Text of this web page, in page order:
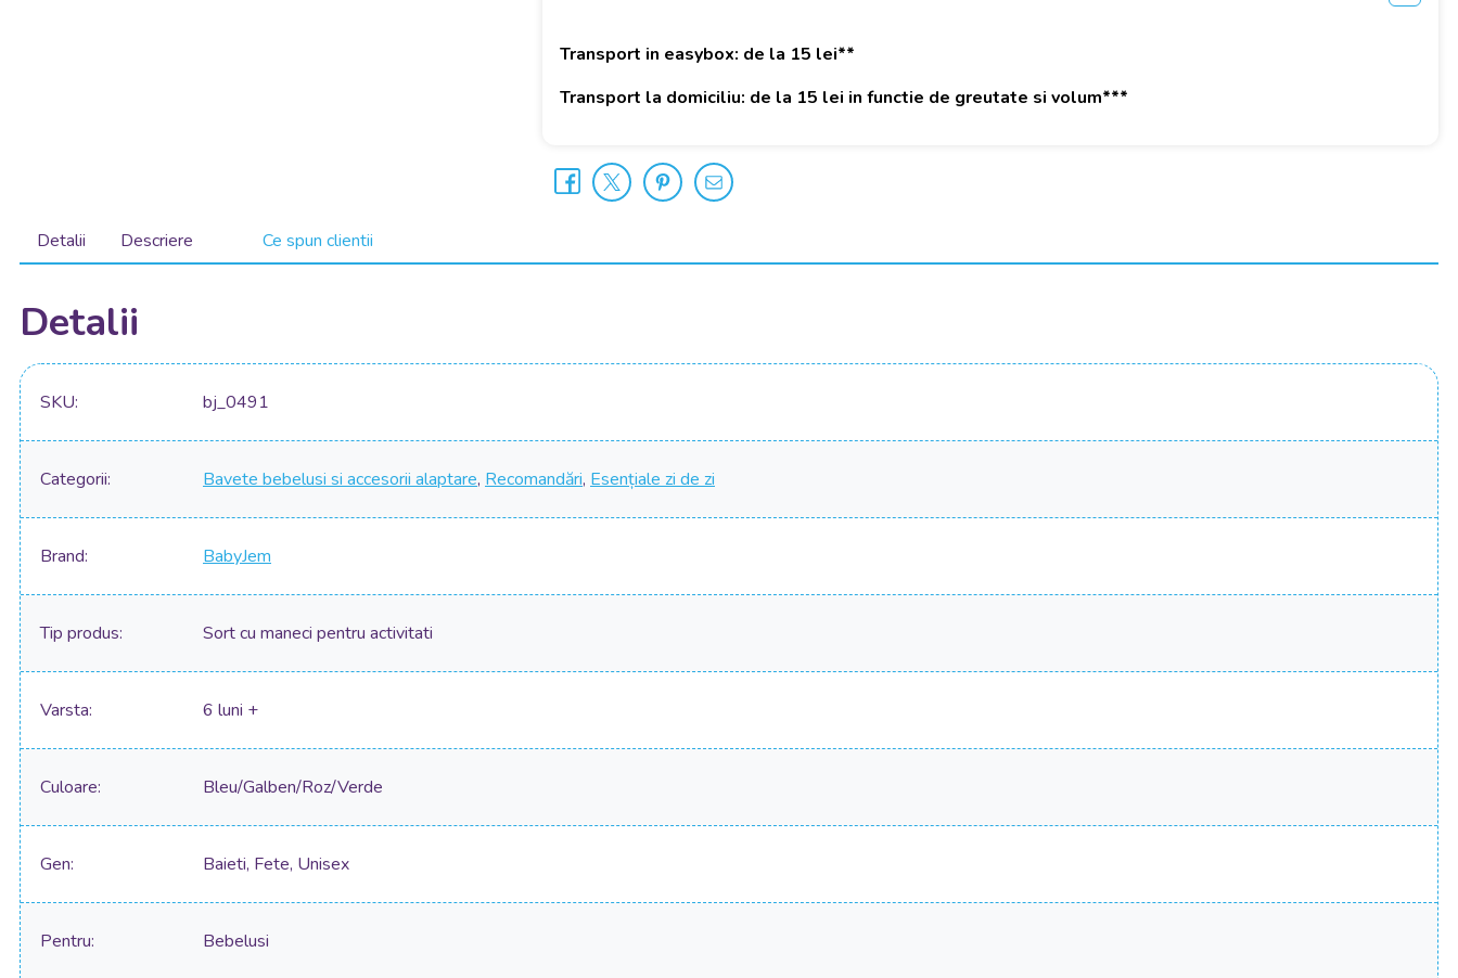
Transport in easybox: de la 15 lei**
Transport la domiciliu: de la 15 lei in functie de greutate si volum***
Detalii Descriere Ce spun clientii
Detalii
SKU bj_0491
Categorii Bavete bebelusi si accesorii alaptare, Recomandări, Esențiale zi de zi
Brand BabyJem
Tip produs Sort cu maneci pentru activitati
Varsta 6 luni +
Culoare Bleu/Galben/Roz/Verde
Gen Baieti, Fete, Unisex
Pentru Bebelusi